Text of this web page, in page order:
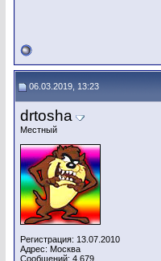
06.03.2019, 13:23
drtosha
Местный
Регистрация: 13.07.2010
Адрес: Москва
Сообщений: 4,679